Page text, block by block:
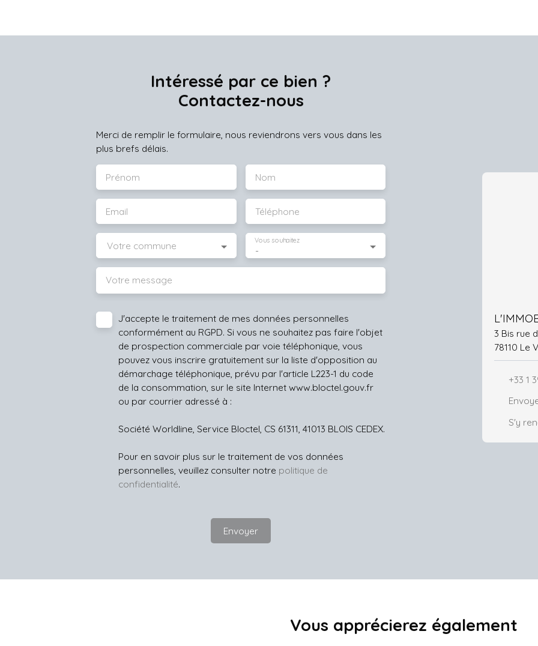
Intéressé par ce bien ?
Contactez-nous
Merci de remplir le formulaire, nous reviendrons vers vous dans les
plus brefs délais.
Prénom Nom
Email Téléphone
Votre commune -
Vous souhaitez
Votre message
J'accepte le traitement de mes données personnelles
conformément au RGPD. Si vous ne souhaitez pas faire l'objet
de prospection commerciale par voie téléphonique, vous
pouvez vous inscrire gratuitement sur la liste d'opposition au
démarchage téléphonique, prévu par l'article L223-1 du code
de la consommation, sur le site Internet www.bloctel.gouv.fr
ou par courrier adressé à :
Société Worldline, Service Bloctel, CS 61311, 41013 BLOIS CEDEX.
Pour en savoir plus sur le traitement de vos données
personnelles, veuillez consulter notre politique de
confidentialité.
Envoyer
3 Bis rue
78110 Le
+33 1
S'y
Vous apprécierez également